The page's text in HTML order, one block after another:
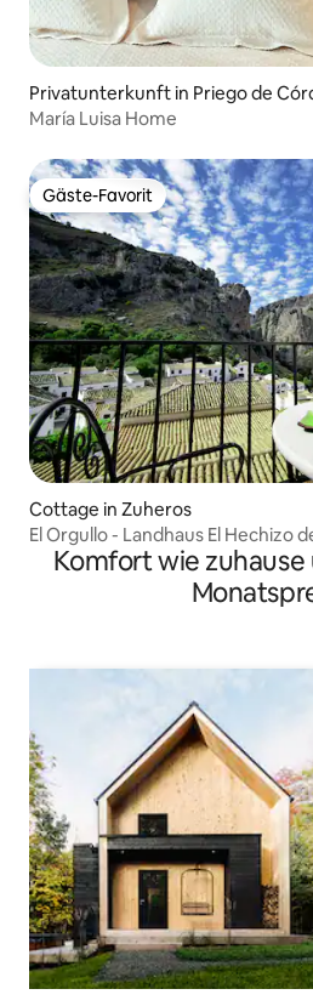
Privatunterkunft in Priego de
María Luisa Home
Gäste-Favorit
Gäste-Favorit
Cottage in Zuheros
El Orgullo - Landhaus El Hechizo
Komfort wie